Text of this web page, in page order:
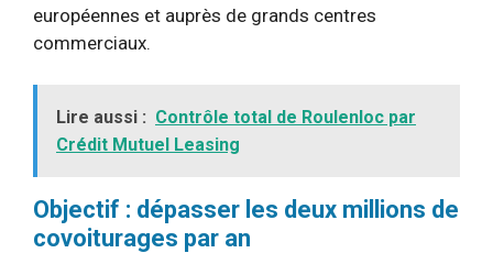
européennes et auprès de grands centres
commerciaux.
Lire aussi : Contrôle total de Roulenloc par
Crédit Mutuel Leasing
Objectif : dépasser les deux millions de
covoiturages par an